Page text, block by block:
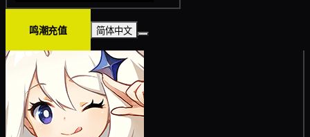
鸣潮充值 简体中文